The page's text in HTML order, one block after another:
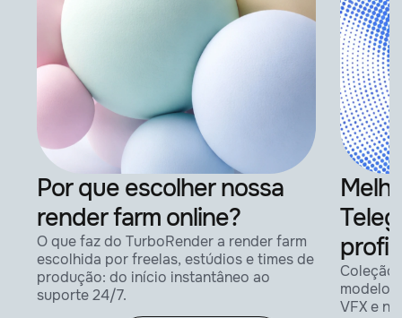
Por que escolher nossa
render farm online?
O que faz do TurboRender a render farm
escolhida por freelas, estúdios e times de
produção: do início instantâneo ao
suporte 24/7.
Coleção
VFX e